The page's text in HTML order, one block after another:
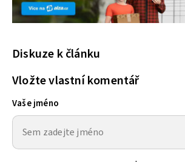
Diskuze k článku
Vložte vlastní komentář
Vaše jméno